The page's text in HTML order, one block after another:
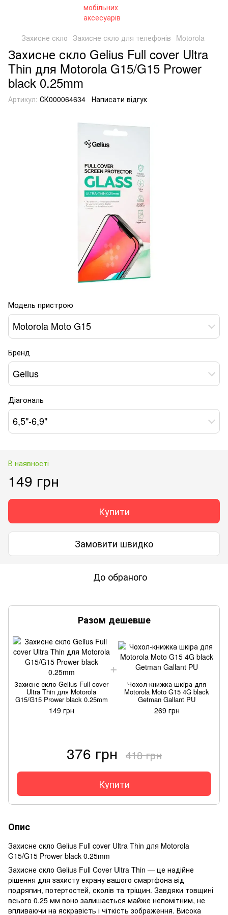
Захисне скло Захисне скло для телефонів Motorola
Захисне скло Gelius Full cover Ultra
Thin для Motorola G15/G15 Prower
black 0.25mm
Артикул: СК000064634 Написати відгук
Модель пристрою
Motorola Moto G15
Бренд
Gelius
Діагональ
6,5"-6,9"
В наявності
149 грн
Купити
Замовити швидко
До обраного
Разом дешевше
Захисне скло Gelius Full cover
Ultra Thin для Motorola
G15/G15 Prower black 0.25mm
149 грн
Чохол-книжка шкіра для
Motorola Moto G15 4G black
Getman Gallant PU
269 грн
376 грн 418 грн
Купити
Опис
Захисне скло Gelius Full cover Ultra Thin для Motorola
G15/G15 Prower black 0.25mm
Захисне скло Gelius Full Cover Ultra Thin — це надійне
рішення для захисту екрану вашого смартфона від
подряпин, потертостей, сколів та тріщин. Завдяки товщині
всього 0.25 мм воно залишається майже непомітним, не
впливаючи на яскравість і чіткість зображення. Висока